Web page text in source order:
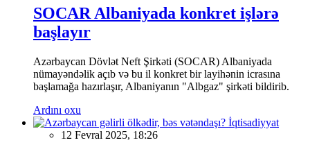
SOCAR Albaniyada konkret işlərə
başlayır
Azərbaycan Dövlət Neft Şirkəti (SOCAR) Albaniyada
nümayəndəlik açıb və bu il konkret bir layihənin icrasına
başlamağa hazırlaşır, Albaniyanın "Albgaz" şirkəti bildirib.
Ardını oxu
İqtisadiyyat
12 Fevral 2025, 18:26